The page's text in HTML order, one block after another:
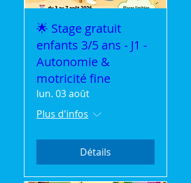
🌟 Stage gratuit
enfants 3/5 ans - J1 -
Autonomie &
motricité fine
lun. 03 août
Plus d'infos
Détails